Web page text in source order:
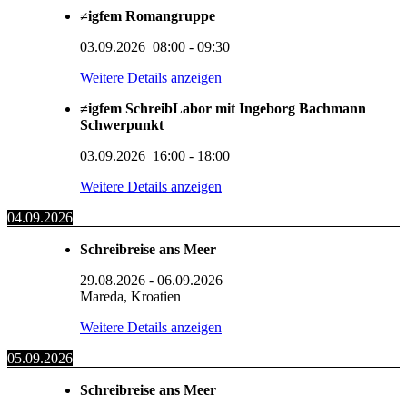
≠igfem Romangruppe
03.09.2026 08:00 - 09:30
Weitere Details anzeigen
≠igfem SchreibLabor mit Ingeborg Bachmann
Schwerpunkt
03.09.2026 16:00 - 18:00
Weitere Details anzeigen
04.09.2026
Schreibreise ans Meer
29.08.2026 - 06.09.2026
Mareda, Kroatien
Weitere Details anzeigen
05.09.2026
Schreibreise ans Meer